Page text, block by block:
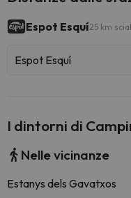
Espot Esquí25 km
Espot Esquí
I dintorni di
Nelle vicinanze
Estanys dels Gavatxos